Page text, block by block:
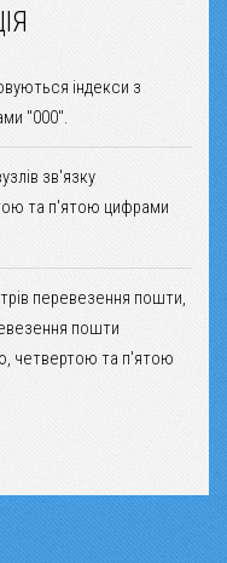
індекси з
"000".
зв'язку
та п'ятою цифрами
перевезення пошти,
пошти
четвертою та п'ятою